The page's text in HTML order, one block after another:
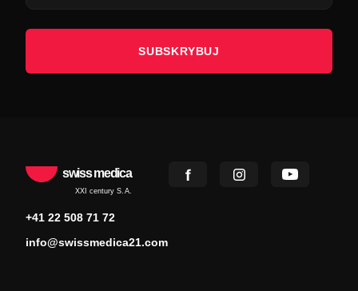
SUBSKRYBUJ
swiss medica
XXI century S.A.
+41 22 508 71 72
info@swissmedica21.com